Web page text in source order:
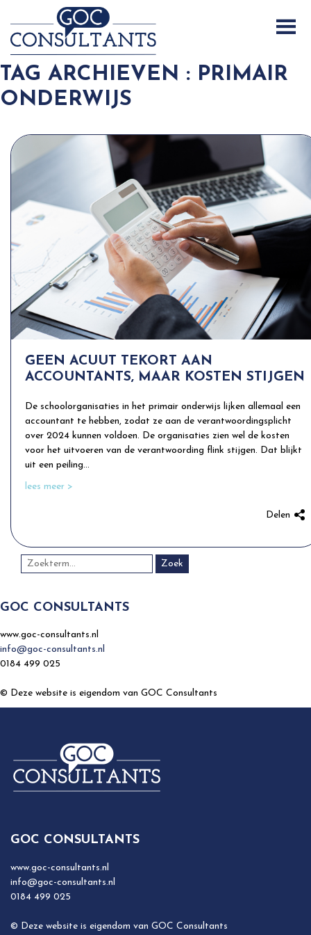
TAG ARCHIEVEN : PRIMAIR
ONDERWIJS
GEEN ACUUT TEKORT AAN
ACCOUNTANTS, MAAR KOSTEN STIJGEN
De schoolorganisaties in het primair onderwijs lijken allemaal een
accountant te hebben, zodat ze aan de verantwoordingsplicht
over 2024 kunnen voldoen. De organisaties zien wel de kosten
voor het uitvoeren van de verantwoording flink stijgen. Dat blijkt
uit een peiling...
lees meer >
Delen
Zoek
GOC CONSULTANTS
www.goc-consultants.nl
info@goc-consultants.nl
0184 499 025
© Deze website is eigendom van GOC Consultants
GOC CONSULTANTS
www.goc-consultants.nl
info@goc-consultants.nl
0184 499 025
© Deze website is eigendom van GOC Consultants